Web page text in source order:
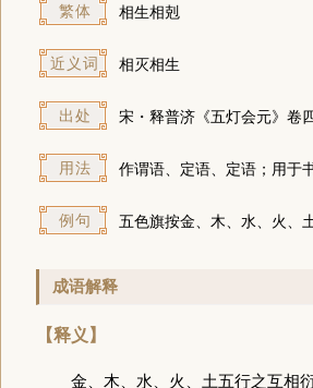
繁体 相生相剋
近义词 相灭相生
出处 宋・释普济《五灯会元》卷
用法 作谓语、定语、定语；用于
例句 五色旗按金、木、水、火、
成语解释
【释义】
金、木、水、火、土五行之互相